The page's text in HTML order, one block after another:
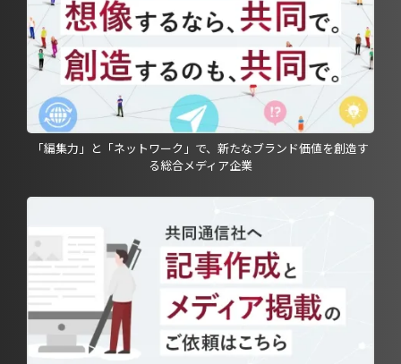
「編集力」と「ネットワーク」で、新たなブランド価値を創造す
る総合メディア企業